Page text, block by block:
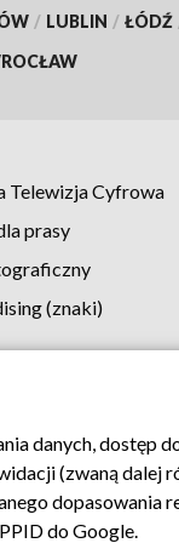
/ LUBLIN / ŁÓDŹ
Telewizja Cyfrowa
prasy
(znaki)
Kontakt
danych, dostęp
(zwaną dalej
dopasowania
do Google.